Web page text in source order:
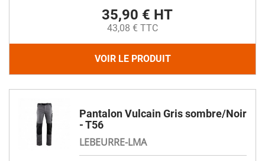
35,90 € HT
43,08 € TTC
VOIR LE PRODUIT
Pantalon Vulcain Gris sombre/Noir
- T56
LEBEURRE-LMA